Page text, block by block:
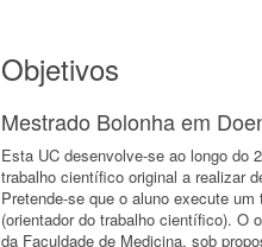
Objetivos
Mestrado Bolonha em
Esta UC desenvolve-se ao longo do
trabalho científico original a realizar
Pretende-se que o aluno execute
(orientador do trabalho científico). O
da Faculdade de Medicina, sob